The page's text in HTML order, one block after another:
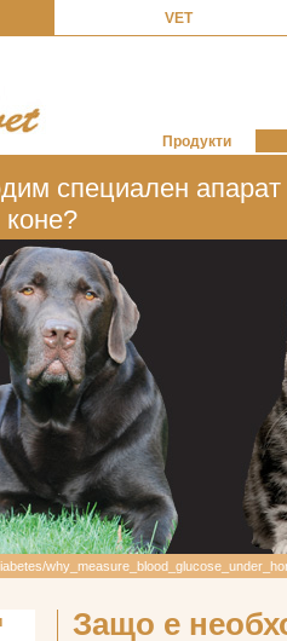
VET
Продукти
специален апарат
коне?
/
Защо е